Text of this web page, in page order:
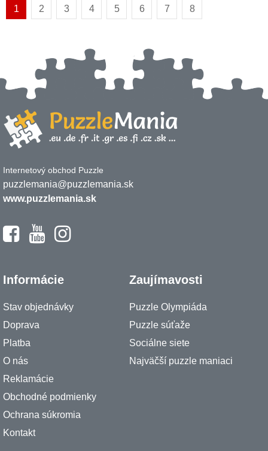
1 2 3 4 5 6 7 8
Internetový obchod Puzzle
puzzlemania@puzzlemania.sk
www.puzzlemania.sk
Informácie
Stav objednávky
Doprava
Platba
O nás
Reklamácie
Obchodné podmienky
Ochrana súkromia
Kontakt
Zaujímavosti
Puzzle Olympiáda
Puzzle súťaže
Sociálne siete
Najväčší puzzle maniaci